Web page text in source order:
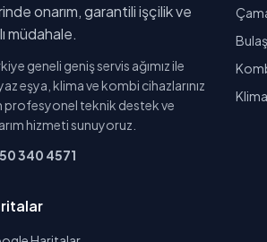
onarım, garantili işçilik ve
müdahale.
geneli geniş servis ağımız ile
eşya, klima ve kombi cihazlarınız
profesyonel teknik destek ve
hizmeti sunuyoruz.
340 4571